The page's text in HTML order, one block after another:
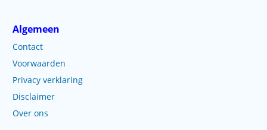
Algemeen
Contact
Voorwaarden
Privacy verklaring
Disclaimer
Over ons